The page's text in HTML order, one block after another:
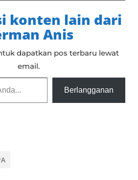
konten lain dari
Anis
dapatkan pos terbaru lewat
email.
Berlangganan